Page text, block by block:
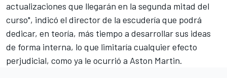
actualizaciones que llegarán en la segunda mitad del
curso", indicó el director de la escudería que podrá
dedicar, en teoría, más tiempo a desarrollar sus ideas
de forma interna, lo que limitaría cualquier efecto
perjudicial, como ya le ocurrió a Aston Martin.